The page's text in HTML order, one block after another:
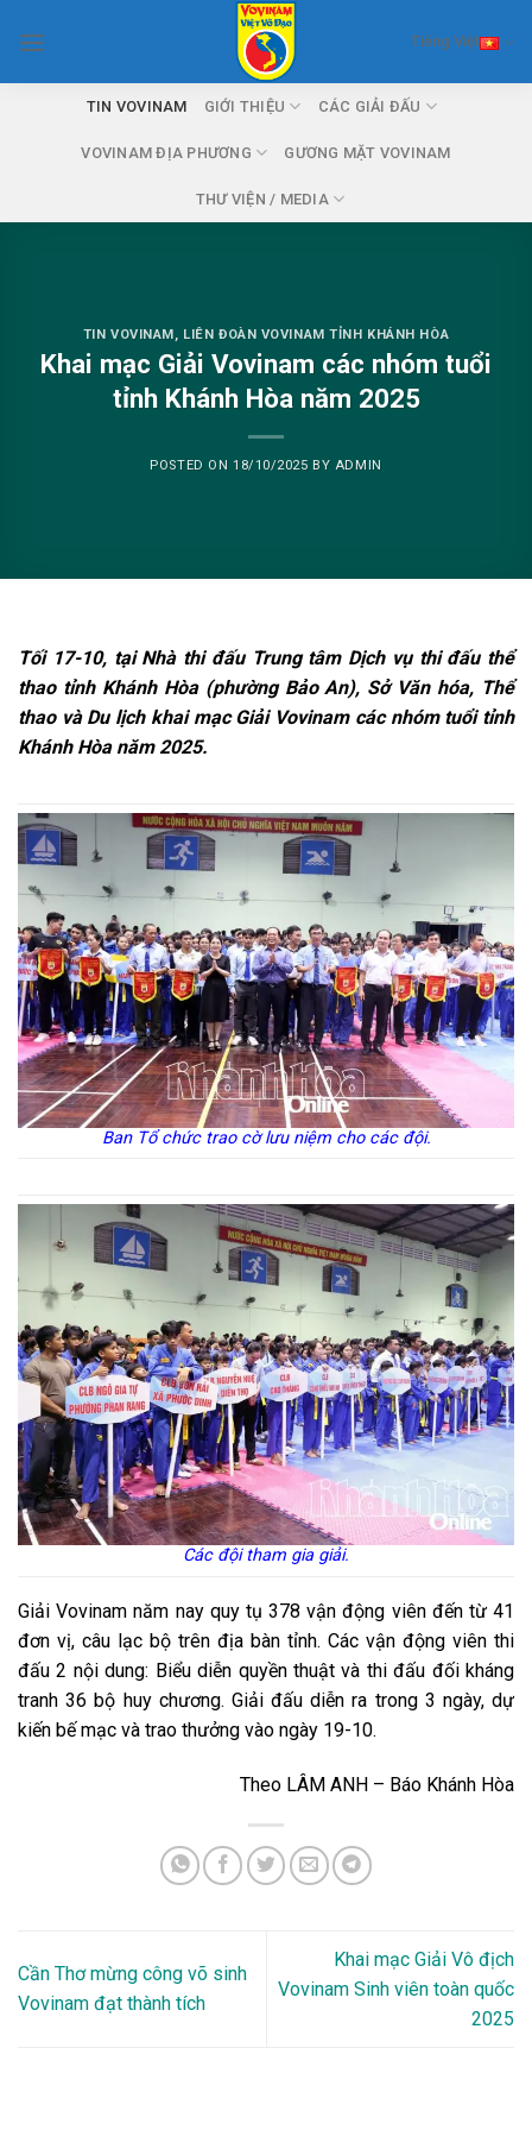
Tiếng Việt
TIN VOVINAM GIỚI THIỆU CÁC GIẢI ĐẤU
VOVINAM ĐỊA PHƯƠNG GƯƠNG MẶT VOVINAM
THƯ VIỆN / MEDIA
TIN VOVINAM, LIÊN ĐOÀN VOVINAM TỈNH KHÁNH HÒA
Khai mạc Giải Vovinam các nhóm tuổi
tỉnh Khánh Hòa năm 2025
POSTED ON 18/10/2025 BY ADMIN
Tối 17-10, tại Nhà thi đấu Trung tâm Dịch vụ thi đấu thể
thao tỉnh Khánh Hòa (phường Bảo An), Sở Văn hóa, Thể
thao và Du lịch khai mạc Giải Vovinam các nhóm tuổi tỉnh
Khánh Hòa năm 2025.
Ban Tổ chức trao cờ lưu niệm cho các đội.
Các đội tham gia giải.
Giải Vovinam năm nay quy tụ 378 vận động viên đến từ 41
đơn vị, câu lạc bộ trên địa bàn tỉnh. Các vận động viên thi
đấu 2 nội dung: Biểu diễn quyền thuật và thi đấu đối kháng
tranh 36 bộ huy chương. Giải đấu diễn ra trong 3 ngày, dự
kiến bế mạc và trao thưởng vào ngày 19-10.
Theo LÂM ANH – Báo Khánh Hòa
Cần Thơ mừng công võ sinh
Vovinam đạt thành tích
Khai mạc Giải Vô địch
Vovinam Sinh viên toàn quốc
2025